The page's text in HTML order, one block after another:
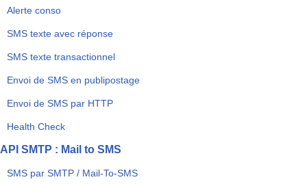
Alerte conso
SMS texte avec réponse
SMS texte transactionnel
Envoi de SMS en publipostage
Envoi de SMS par HTTP
Health Check
API SMTP : Mail to SMS
SMS par SMTP / Mail-To-SMS